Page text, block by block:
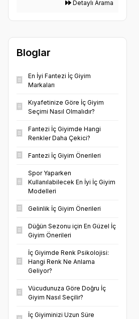
Detaylı Arama
Bloglar
En İyi Fantezi İç Giyim
Markaları
Kıyafetinize Göre İç Giyim
Seçimi Nasıl Olmalıdır?
Fantezi İç Giyimde Hangi
Renkler Daha Çekici?
Fantezi İç Giyim Önerileri
Spor Yaparken
Kullanılabilecek En İyi İç Giyim
Modelleri
Gelinlik İç Giyim Önerileri
Düğün Sezonu için En Güzel İç
Giyim Önerileri
İç Giyimde Renk Psikolojisi:
Hangi Renk Ne Anlama
Geliyor?
Vücudunuza Göre Doğru İç
Giyim Nasıl Seçilir?
İç Giyiminizi Uzun Süre